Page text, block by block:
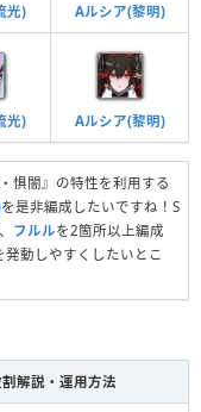
光) Aルシア(黎明)
光) Aルシア(黎明)
惧闇』の特性を利用する
を是非編成したいですね！S
フルルを2箇所以上編成
発動しやすくしたいとこ
解説・運用方法